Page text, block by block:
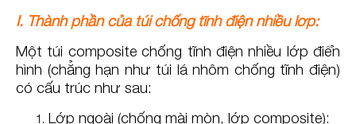
I. Thành phần của túi chống tĩnh điện nhiều lớp:
Một túi composite chống tĩnh điện nhiều lớp điển
hình (chẳng hạn như túi lá nhôm chống tĩnh điện)
có cấu trúc như sau:
Lớp ngoài (chống mài mòn, lớp composite):